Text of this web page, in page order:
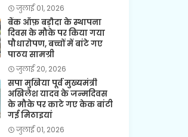
जुलाई 01, 2026
बैंक ऑफ़ बड़ौदा के स्थापना
दिवस के मौके पर किया गया
पौधारोपण, बच्चों में बांटे गए
पाठय सामग्री
जुलाई 20, 2026
सपा मुखिया पूर्व मुख्यमंत्री
अखिलेश यादव के जन्मदिवस
के मौके पर काटे गए केक बांटी
गई मिठाइयां
जुलाई 01, 2026